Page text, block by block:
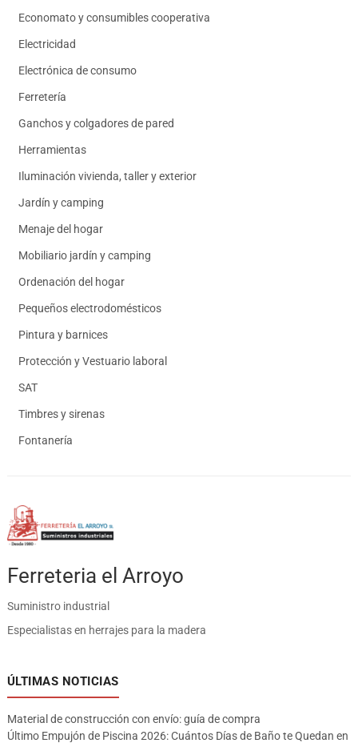
Economato y consumibles cooperativa
Electricidad
Electrónica de consumo
Ferretería
Ganchos y colgadores de pared
Herramientas
Iluminación vivienda, taller y exterior
Jardín y camping
Menaje del hogar
Mobiliario jardín y camping
Ordenación del hogar
Pequeños electrodomésticos
Pintura y barnices
Protección y Vestuario laboral
SAT
Timbres y sirenas
Fontanería
Ferreteria el Arroyo
Suministro industrial
Especialistas en herrajes para la madera
ÚLTIMAS NOTICIAS
Material de construcción con envío: guía de compra
Último Empujón de Piscina 2026: Cuántos Días de Baño te Quedan en